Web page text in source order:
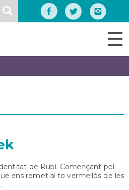
☰
de Rubí. Començant pel
ens remet al to vermellós de les